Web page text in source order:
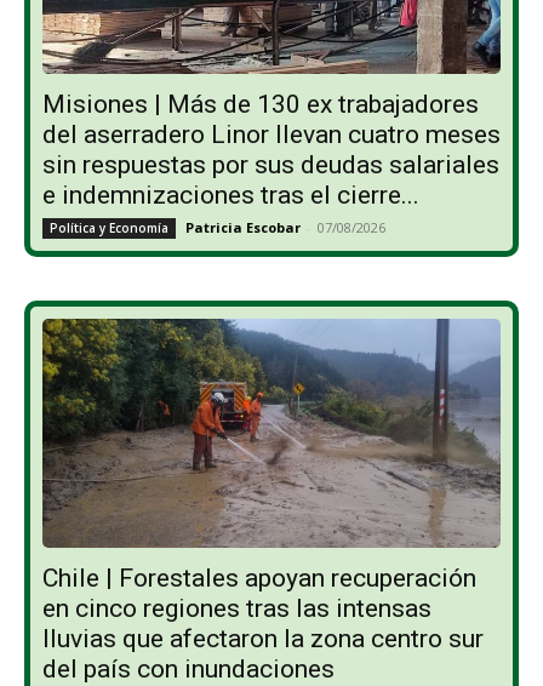
Misiones | Más de 130 ex trabajadores
del aserradero Linor llevan cuatro meses
sin respuestas por sus deudas salariales
e indemnizaciones tras el cierre...
Política y Economía Patricia Escobar - 07/08/2026
Chile | Forestales apoyan recuperación
en cinco regiones tras las intensas
lluvias que afectaron la zona centro sur
del país con inundaciones